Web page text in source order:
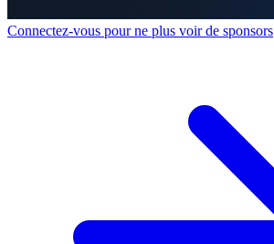
Connectez-vous pour ne plus voir de sponsors